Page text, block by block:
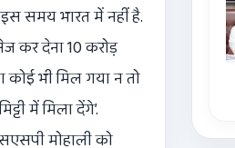
समय भारत में नहीं है.
कर देना 10 करोड़
भी मिल गया न तो
में मिला देंगे’.
मोहाली को